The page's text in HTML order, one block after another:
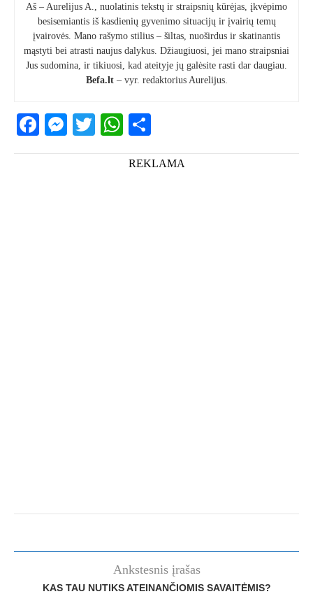
Aš – Aurelijus A., nuolatinis tekstų ir straipsnių kūrėjas, įkvėpimo
besisemiantis iš kasdienių gyvenimo situacijų ir įvairių temų
įvairovės. Mano rašymo stilius – šiltas, nuoširdus ir skatinantis
mąstyti bei atrasti naujus dalykus. Džiaugiuosi, jei mano straipsniai
Jus sudomina, ir tikiuosi, kad ateityje jų galėsite rasti dar daugiau.
Befa.lt– vyr. redaktorius Aurelijus.
Facebook
Messenger
TwitterWhatsApp
REKLAMA
Ankstesnis įrašas
KAS TAU NUTIKS ATEINANČIOMIS SAVAITĖMIS?